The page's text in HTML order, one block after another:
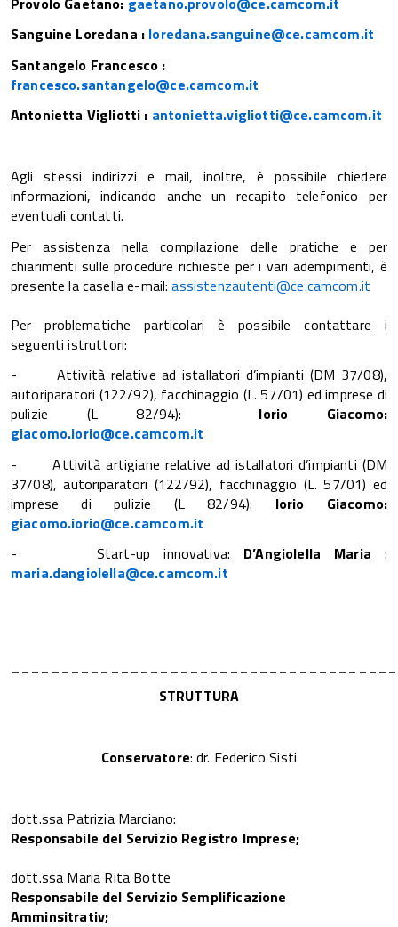
Sanguine Loredana : loredana.sanguine@ce.camcom.it
Santangelo Francesco :
francesco.santangelo@ce.camcom.it
Antonietta Vigliotti : antonietta.vigliotti@ce.camcom.it
Agli stessi indirizzi e mail, inoltre, è possibile chiedere
informazioni, indicando anche un recapito telefonico per
eventuali contatti.
Per assistenza nella compilazione delle pratiche e per
chiarimenti sulle procedure richieste per i vari adempimenti, è
presente la casella e-mail:assistenzautenti@ce.camcom.it
Per problematiche particolari è possibile contattare i
seguenti istruttori:
- Attività relative ad istallatori d’impianti (DM 37/08),
autoriparatori (122/92), facchinaggio (L. 57/01) ed imprese di
pulizie (L 82/94):
Iorio Giacomo:
giacomo.iorio@ce.camcom.it
- Attività artigiane relative ad istallatori d’impianti (DM
37/08), autoriparatori (122/92), facchinaggio (L. 57/01) ed
imprese di pulizie (L 82/94): Iorio Giacomo:
giacomo.iorio@ce.camcom.it
- Start-up innovativa: D’Angiolella Maria :
maria.dangiolella@ce.camcom.it
STRUTTURA
Conservatore: dr. Federico Sisti
dott.ssa Patrizia Marciano:
Responsabile del Servizio Registro Imprese;
dott.ssa Maria Rita Botte
Responsabile del Servizio Semplificazione
Amminsitrativ;